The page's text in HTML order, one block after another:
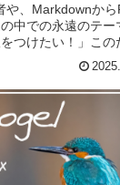
や、Markdownから
中での永遠のテー
をつけたい！」この
のテーマに終止符を
したｗPandocで表
をPDF化した場合